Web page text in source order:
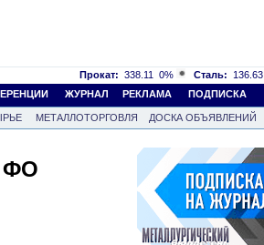
Прокат: 338.11 0% Сталь: 136.63
ЖУРНАЛ РЕКЛАМА ПОДПИСКА
МЕТАЛЛОТОРГОВЛЯ
ДОСКА ОБЪЯВЛЕНИЙ
ФО